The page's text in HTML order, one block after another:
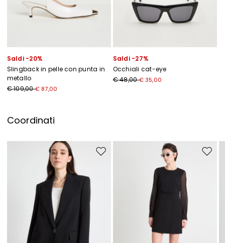
Saldi -20%
Slingback in pelle con punta in
metallo
€ 109,00€ 87,00
Saldi -27%
Occhiali cat-eye
€ 48,00€ 35,00
Coordinati
Sposta nella wishlist